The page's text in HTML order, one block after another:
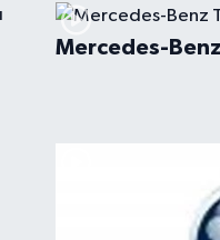
Mercedes-Benz